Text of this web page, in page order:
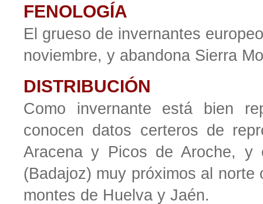
FENOLOGÍA
El grueso de invernantes
noviembre, y abandona Sierra
DISTRIBUCIÓN
Como invernante está bien
conocen datos certeros de
Aracena y Picos de Aroche, y
(Badajoz) muy próximos al
montes de Huelva y Jaén.